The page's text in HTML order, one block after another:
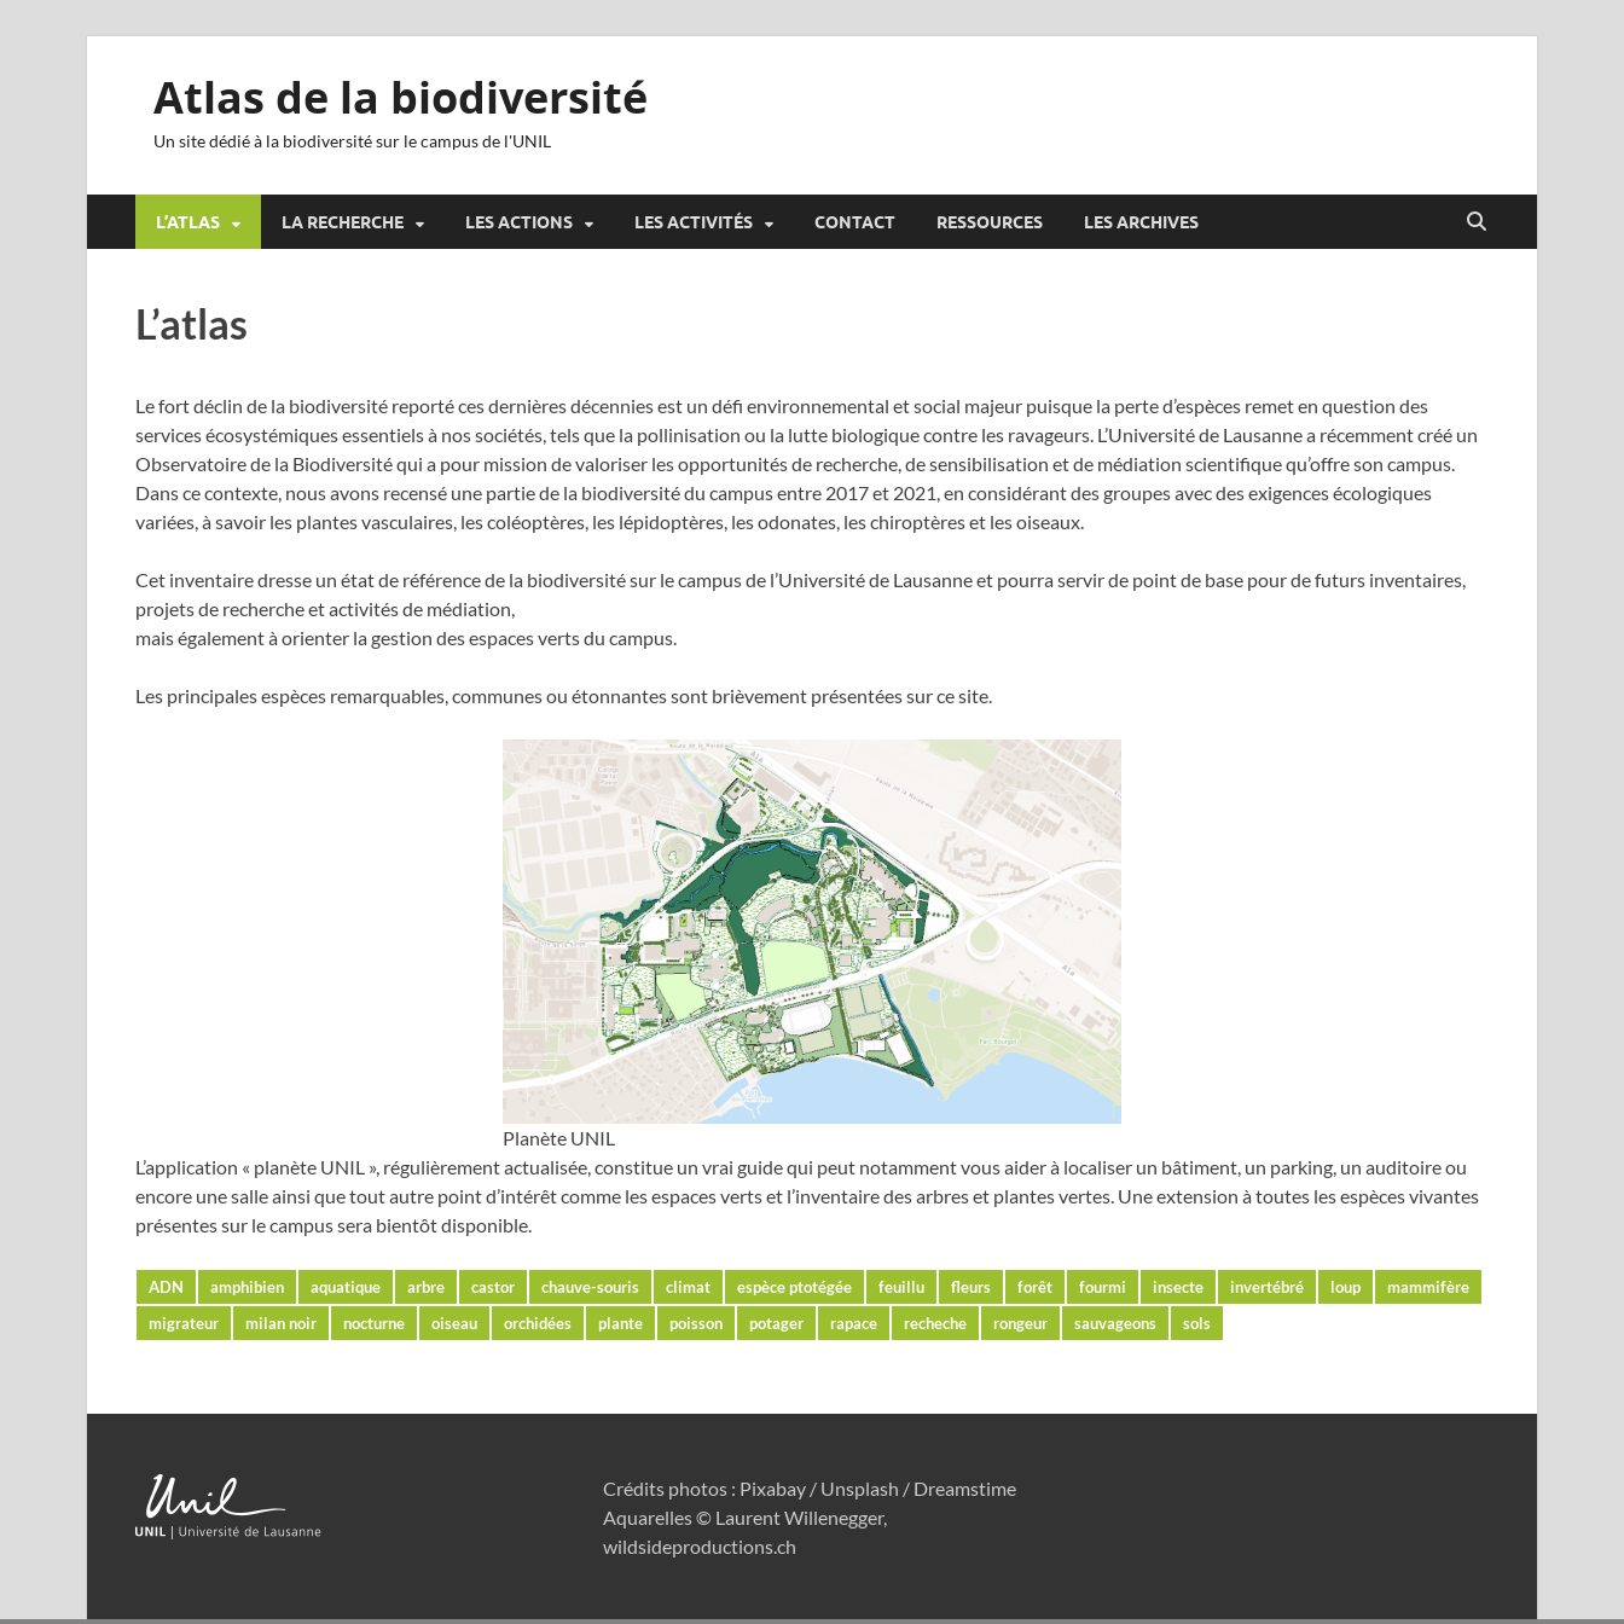
Atlas de la biodiversité
Un site dédié à la biodiversité sur le campus de l'UNIL
L’ATLAS LA RECHERCHE LES ACTIONS LES ACTIVITÉS CONTACT RESSOURCES LES ARCHIVES
L’atlas
Le fort déclin de la biodiversité reporté ces dernières décennies est un défi environnemental et social majeur puisque la perte d’espèces remet en question des
services écosystémiques essentiels à nos sociétés, tels que la pollinisation ou la lutte biologique contre les ravageurs. L’Université de Lausanne a récemment créé un
Observatoire de la Biodiversité qui a pour mission de valoriser les opportunités de recherche, de sensibilisation et de médiation scientifique qu’offre son campus.
Dans ce contexte, nous avons recensé une partie de la biodiversité du campus entre 2017 et 2021, en considérant des groupes avec des exigences écologiques
variées, à savoir les plantes vasculaires, les coléoptères, les lépidoptères, les odonates, les chiroptères et les oiseaux.
Cet inventaire dresse un état de référence de la biodiversité sur le campus de l’Université de Lausanne et pourra servir de point de base pour de futurs inventaires,
projets de recherche et activités de médiation,
mais également à orienter la gestion des espaces verts du campus.
Les principales espèces remarquables, communes ou étonnantes sont brièvement présentées sur ce site.
Planète UNIL
L’application « planète UNIL », régulièrement actualisée, constitue un vrai guide qui peut notamment vous aider à localiser un bâtiment, un parking, un auditoire ou
encore une salle ainsi que tout autre point d’intérêt comme les espaces verts et l’inventaire des arbres et plantes vertes. Une extension à toutes les espèces vivantes
présentes sur le campus sera bientôt disponible.
ADN amphibien aquatique arbre castor chauve-souris climat espèce ptotégée feuillu fleurs forêt fourmi insecte invertébré loup
mammifère
migrateur
milan noir nocturne oiseau orchidées plante poisson potager rapace recheche rongeur sauvageons sols
Crédits photos : Pixabay / Unsplash / Dreamstime
Aquarelles © Laurent Willenegger,
wildsideproductions.ch